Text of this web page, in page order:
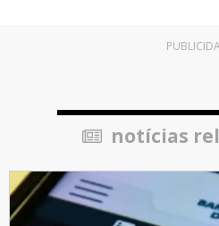
notícias